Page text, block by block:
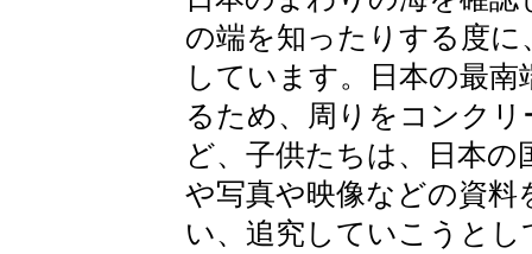
の端を知ったりする度
しています。日本の最
るため、周りをコンク
ど、子供たちは、日本
や写真や映像などの資料
い、追究していこうとし